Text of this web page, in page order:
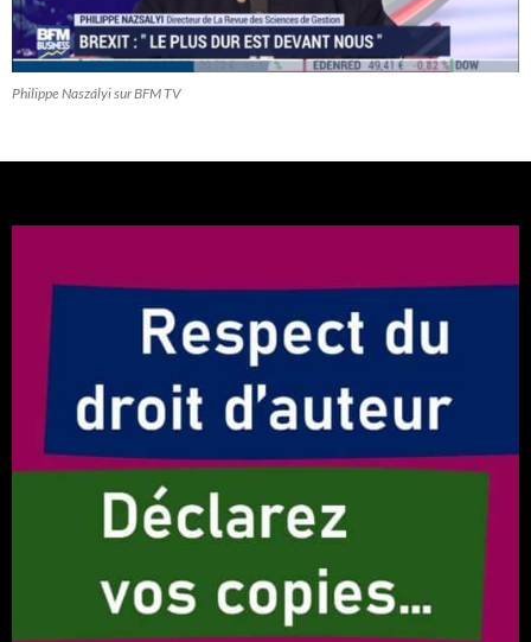
Philippe Naszályi sur BFM TV